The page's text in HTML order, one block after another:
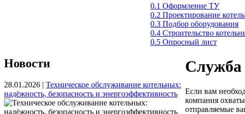
0.1 Оформление ТУ
0.2 Проектирование
0.3 Подбор оборудования
0.4 Строительство
0.5 Опросный лист
Новости
28.01.2026 | Техническое обслуживание котельных:
надёжность, безопасность и энергоэффективность
Служба
Если вам
компания
отправляемые